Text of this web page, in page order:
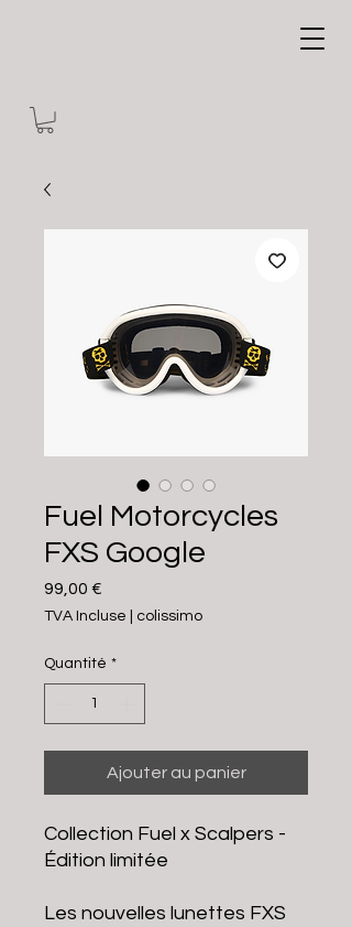
Fuel Motorcycles
FXS Google
99,00 €
TVA Incluse colissimo
Quantité *
Ajouter au panier
Collection Fuel x Scalpers -
Édition limitée
Les nouvelles lunettes FXS